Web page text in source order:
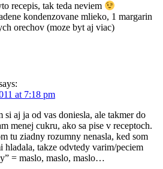
recepis, tak teda neviem
kondenzovane mlieko, 1 margarin
orechov (moze byt aj viac)
at 7:18 pm
si aj ja od vas doniesla, ale takmer do
menej cukru, ako sa pise v receptoch.
tu ziadny rozumny nenasla, ked som
hladala, takze odvtedy varim/peciem
= maslo, maslo, maslo…